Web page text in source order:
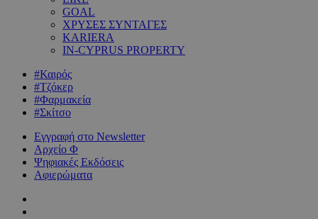
GOAL
ΧΡΥΣΕΣ ΣΥΝΤΑΓΕΣ
KARIERA
IN-CYPRUS PROPERTY
#Καιρός
#Τζόκερ
#Φαρμακεία
#Σκίτσο
Εγγραφή στο Newsletter
Αρχείο Φ
Ψηφιακές Εκδόσεις
Αφιερώματα